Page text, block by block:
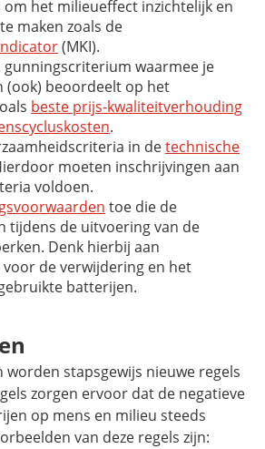
het milieueffect inzichtelijk en
maken zoals de
(MKI).
gunningscriterium waarmee je
(ook) beoordeelt op het
beste prijs-kwaliteitverhouding
.
in detechnische
moeten inschrijvingen aan
voldoen.
toe die de
tijdens de uitvoering van de
Denk hierbij aan
de verwijdering en het
batterijen.
stapsgewijs nieuwe regels
zorgen ervoor dat de negatieve
op mens en milieu steeds
van deze regels zijn: